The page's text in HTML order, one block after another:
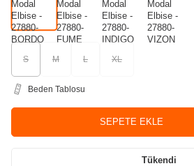
S M L XL
Beden Tablosu
SEPETE EKLE
Tükendi